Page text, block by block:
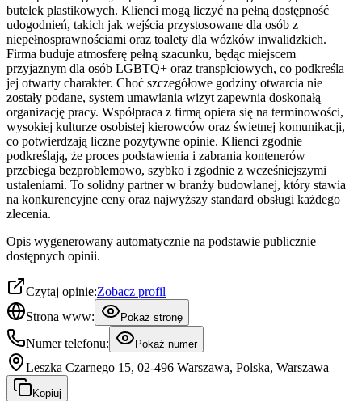
butelek plastikowych. Klienci mogą liczyć na pełną dostępność
udogodnień, takich jak wejścia przystosowane dla osób z
niepełnosprawnościami oraz toalety dla wózków inwalidzkich.
Firma buduje atmosferę pełną szacunku, będąc miejscem
przyjaznym dla osób LGBTQ+ oraz transpłciowych, co podkreśla
jej otwarty charakter. Choć szczegółowe godziny otwarcia nie
zostały podane, system umawiania wizyt zapewnia doskonałą
organizację pracy. Współpraca z firmą opiera się na terminowości,
wysokiej kulturze osobistej kierowców oraz świetnej komunikacji,
co potwierdzają liczne pozytywne opinie. Klienci zgodnie
podkreślają, że proces podstawienia i zabrania kontenerów
przebiega bezproblemowo, szybko i zgodnie z wcześniejszymi
ustaleniami. To solidny partner w branży budowlanej, który stawia
na konkurencyjne ceny oraz najwyższy standard obsługi każdego
zlecenia.
Opis wygenerowany automatycznie na podstawie publicznie
dostępnych opinii.
Czytaj opinie:Zobacz profil
Strona www:
Pokaż stronę
Numer telefonu: Pokaż numer
Leszka Czarnego 15, 02-496 Warszawa, Polska, Warszawa
Kopiuj